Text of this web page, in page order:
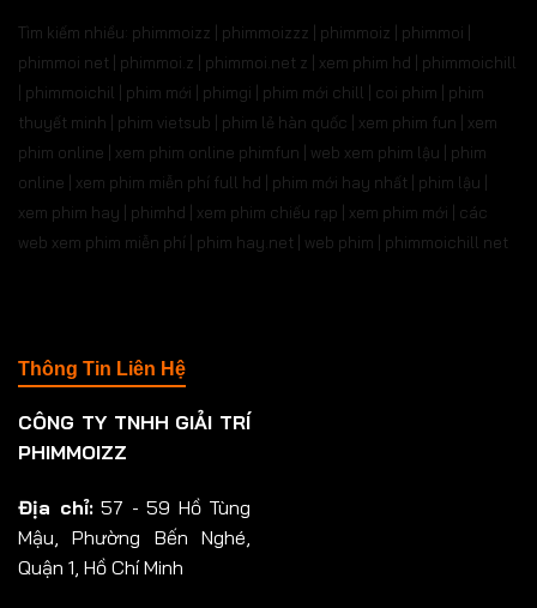
Tìm kiếm nhiều: phimmoizz | phimmoizzz | phimmoiz | phimmoi |
phimmoi net | phimmoi.z | phimmoi.net z | xem phim hd | phimmoichill
| phimmoichil | phim mới | phimgi | phim mới chill | coi phim | phim
thuyết minh | phim vietsub | phim lẻ hàn quốc | xem phim fun | xem
phim online | xem phim online phimfun | web xem phim lậu | phim
online | xem phim miễn phí full hd | phim mới hay nhất | phim lậu |
xem phim hay | phimhd | xem phim chiếu rạp | xem phim mới | các
web xem phim miễn phí | phim hay.net | web phim | phimmoichill net
Thông Tin Liên Hệ
CÔNG TY TNHH GIẢI TRÍ
PHIMMOIZZ
Địa chỉ:57 - 59 Hồ Tùng
Mậu, Phường Bến Nghé,
Quận 1, Hồ Chí Minh